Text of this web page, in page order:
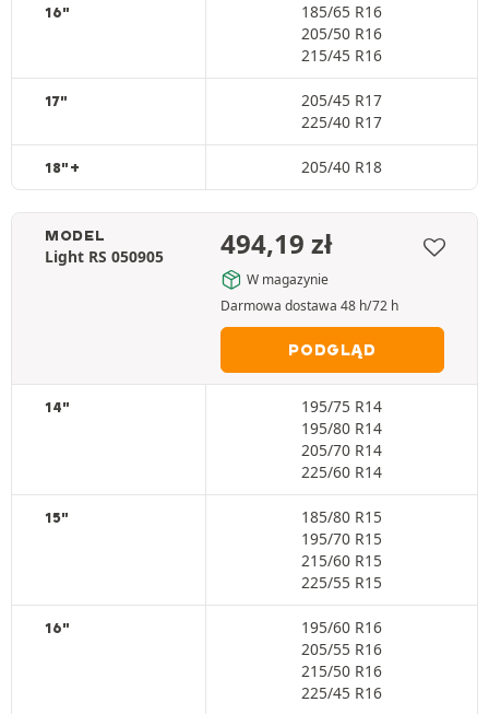
16"
185/65 R16
205/50 R16
215/45 R16
17"
205/45 R17
225/40 R17
18"+ 205/40 R18
MODEL
Light RS 050905 494,19 zł
W magazynie
Darmowa dostawa 48 h/72 h
PODGLĄD
14"
195/75 R14
195/80 R14
205/70 R14
225/60 R14
15"
185/80 R15
195/70 R15
215/60 R15
225/55 R15
16"
195/60 R16
205/55 R16
215/50 R16
225/45 R16